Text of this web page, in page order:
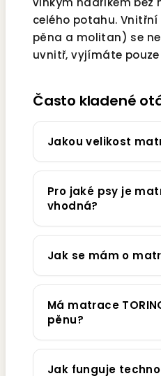
celého potahu.
pěna a molitan) se
uvnitř, vyjímáte
Často kladené
Jakou velikost
Pro jaké psy je
vhodná?
Jak se mám o
Má matrace
pěnu?
Jak funguje